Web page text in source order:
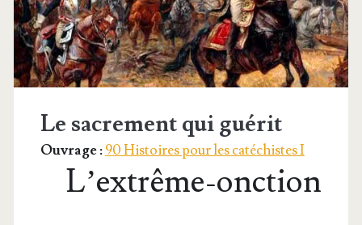
Le sacrement qui guérit
Ouvrage :90 Histoires pour les catéchistes I
L’extrême-onction